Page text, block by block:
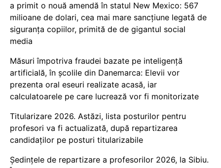
a primit o nouă amendă în statul New Mexico: 567
milioane de dolari, cea mai mare sancțiune legată de
siguranța copiilor, primită de de gigantul social
media
Măsuri împotriva fraudei bazate pe inteligență
artificială, în școlile din Danemarca: Elevii vor
prezenta oral eseuri realizate acasă, iar
calculatoarele pe care lucrează vor fi monitorizate
Titularizare 2026. Astăzi, lista posturilor pentru
profesori va fi actualizată, după repartizarea
candidaților pe posturi titularizabile
Ședințele de repartizare a profesorilor 2026, la Sibiu.